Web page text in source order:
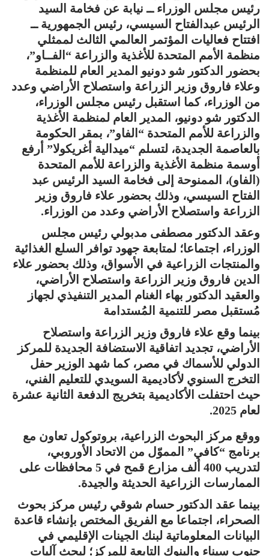
رئيس مجلس الوزراء ــ نيابة عن فخامة السيد
الرئيس عبدالفتاح السيسي، رئيس الجمهورية ــ
افتتاح فعاليات المؤتمر العالمي الثالث لممثلي
منظمة الأمم المتحدة للأغذية والزراعة “الفــاو”،
بحضور الدكتور شو دونيو المدير العام للمنظمة
وعلاء فاروق وزير الزراعة واستصلاح الأراضي وعدد
من الوزراء، كما استقبل رئيس مجلس الوزراء،
الدكتور شو دونيو، المدير العام لمنظمة الأغذية
والزراعة للأمم المتحدة “الفاو”، بمقر الحكومة
بالعاصمة الجديدة، لتسلم “ميدالية أغريكولا” أرفع
أوسمة منظمة الأغذية والزراعة للأمم المتحدة
(الفاو)، الممنوحة إلى فخامة السيد الرئيس عبد
الفتاح السيسي، وذلك بحضور علاء فاروق وزير
الزراعة واستصلاح الأراضي وعدد من الوزراء.
وعقد الدكتور مصطفى مدبولي رئيس مجلس
الوزراء، اجتماعا؛ لمتابعة جهود توافر السلع الغذائية
والمنتجات الزراعية في الأسواق، وذلك بحضور علاء
الدين فاروق وزير الزراعة واستصلاح الأراضي،
والعقيد الدكتور بهاء الغنام المدير التنفيذي لجهاز
مُستقبل مصر للتنمية المُستدامة
بينما وقع علاء فاروق وزير الزراعة واستصلاح
الأراضي، تجديد اتفاقية الاستضافة الجديدة للمركز
الدولي للأسماك في مصر، كما شهد الوزير حفل
التخرج السنوي لأكاديمية السويدي للتعليم الفني،
حيث احتفلت الأكاديمية بتخريج الدفعة الثانية عشرة
لعام 2025.
ووقع مركز البحوث الزراعية، بروتوكول تعاون مع
برنامج “كافي” المموّل من الاتحاد الأوروبي،
لتدريب 400 ألف مزارع قمح في 5 محافظات على
الممارسات الزراعية الحديثة والجيدة.
بينما عقد الدكتور حسام شوقي رئيس مركز بحوث
الصحراء، اجتماعا مع الفريق المختص بإنشاء قاعدة
البيانات المعلوماتية لبنك الجينات الإقليمي في
جنوب سيناء والبنوك التابعة للمركز؛ لبحث آليات